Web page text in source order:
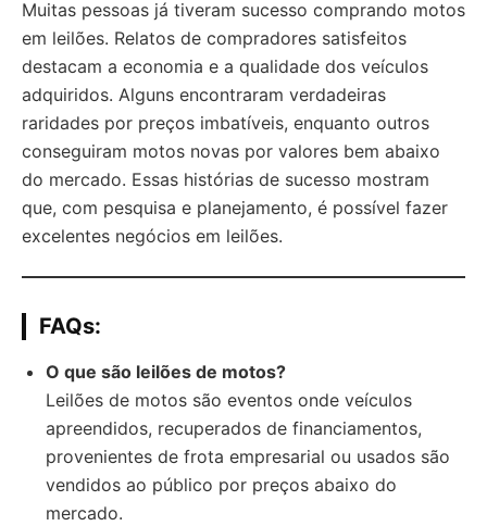
Muitas pessoas já tiveram sucesso comprando motos
em leilões. Relatos de compradores satisfeitos
destacam a economia e a qualidade dos veículos
adquiridos. Alguns encontraram verdadeiras
raridades por preços imbatíveis, enquanto outros
conseguiram motos novas por valores bem abaixo
do mercado. Essas histórias de sucesso mostram
que, com pesquisa e planejamento, é possível fazer
excelentes negócios em leilões.
FAQs:
O que são leilões de motos?
Leilões de motos são eventos onde veículos
apreendidos, recuperados de financiamentos,
provenientes de frota empresarial ou usados são
vendidos ao público por preços abaixo do
mercado.